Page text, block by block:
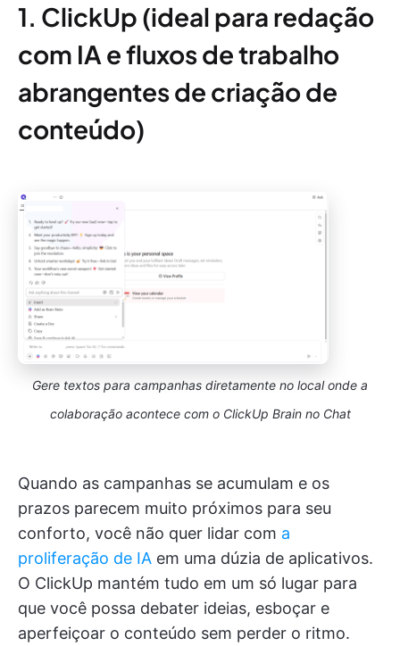
1. ClickUp (ideal para redação
com IA e fluxos de trabalho
abrangentes de criação de
conteúdo)
Gere textos para campanhas diretamente no local onde a
colaboração acontece com o ClickUp Brain no Chat
Quando as campanhas se acumulam e os
prazos parecem muito próximos para seu
conforto, você não quer lidar com a
proliferação de IA em uma dúzia de aplicativos.
O ClickUp mantém tudo em um só lugar para
que você possa debater ideias, esboçar e
aperfeiçoar o conteúdo sem perder o ritmo.